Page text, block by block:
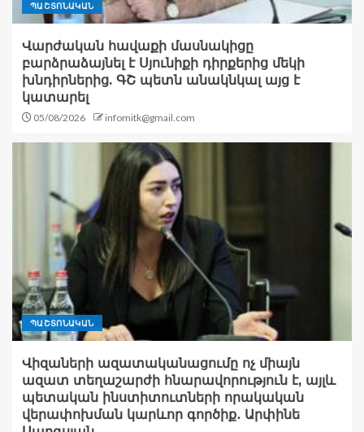
ՊԱՇՏՈՆԱԿԱՆ
Վարժական հավաքի մասնակիցը
բարձրաձայնել է Սյունիքի դիրքերից մեկի
խնդիրներից. ԳՇ պետն անակնկալ այց է
կատարել
05/08/2026 infomitk@gmail.com
ՊԱՇՏՈՆԱԿԱՆ
Վիզաների ազատականացումը ոչ միայն
ազատ տեղաշարժի հնարավորություն է, այլև
պետական ինստիտուտների որակական
վերափոխման կարևոր գործիք․ Արփինե